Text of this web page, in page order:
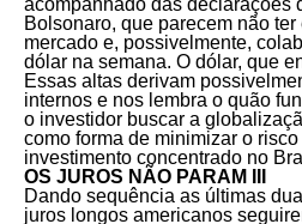
acompanhado das declarações
Bolsonaro, que parecem não
mercado e, possivelmente,
dólar na semana. O dólar, que
Essas altas derivam
internos e nos lembra o quão
o investidor buscar a
como forma de minimizar o
investimento concentrado no
OS JUROS NÃO PARAM III
Dando sequência as últimas
juros longos americanos